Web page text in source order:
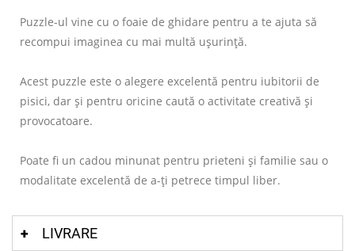
Puzzle-ul vine cu o foaie de ghidare pentru a te ajuta să
recompui imaginea cu mai multă ușurință.
Acest puzzle este o alegere excelentă pentru iubitorii de
pisici, dar și pentru oricine caută o activitate creativă și
provocatoare.
Poate fi un cadou minunat pentru prieteni și familie sau o
modalitate excelentă de a-ți petrece timpul liber.
LIVRARE